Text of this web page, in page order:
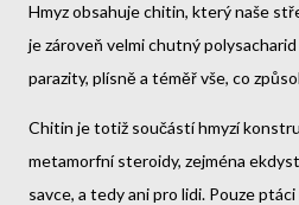
Hmyz obsahuje chitin, který naše
je zároveň velmi chutný
parazity, plísně a téměř vše, co
Chitin je totiž součástí hmyzí
metamorfní steroidy, zejména
savce, a tedy ani pro lidi. Pouze